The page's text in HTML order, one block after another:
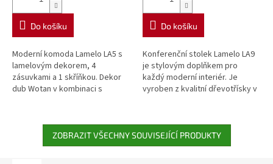
Do košíku
Moderní komoda Lamelo LA5 s
lamelovým dekorem, 4
zásuvkami a 1 skříňkou. Dekor
dub Wotan v kombinaci s
Do košíku
Konferenční stolek Lamelo LA9
je stylovým doplňkem pro
každý moderní interiér. Je
vyroben z kvalitní dřevotřísky v
které...
ZOBRAZIT VŠECHNY SOUVISEJÍCÍ PRODUKTY